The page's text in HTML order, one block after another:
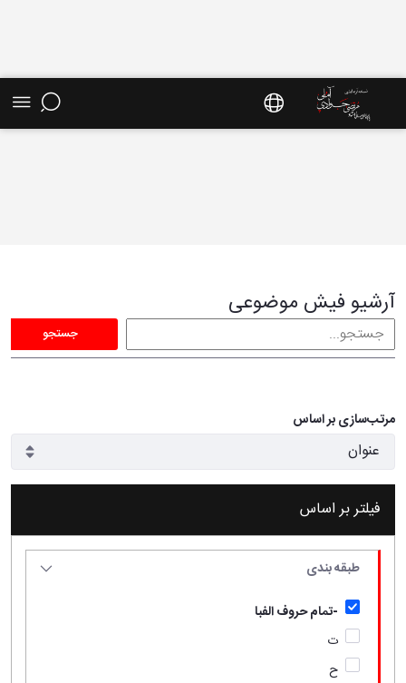
آرشیو فیش موضوعی
جستجو
مرتب‌سازی بر اساس
فیلتر بر اساس
طبقه بندی
-تمام حروف الفبا
ت
ح